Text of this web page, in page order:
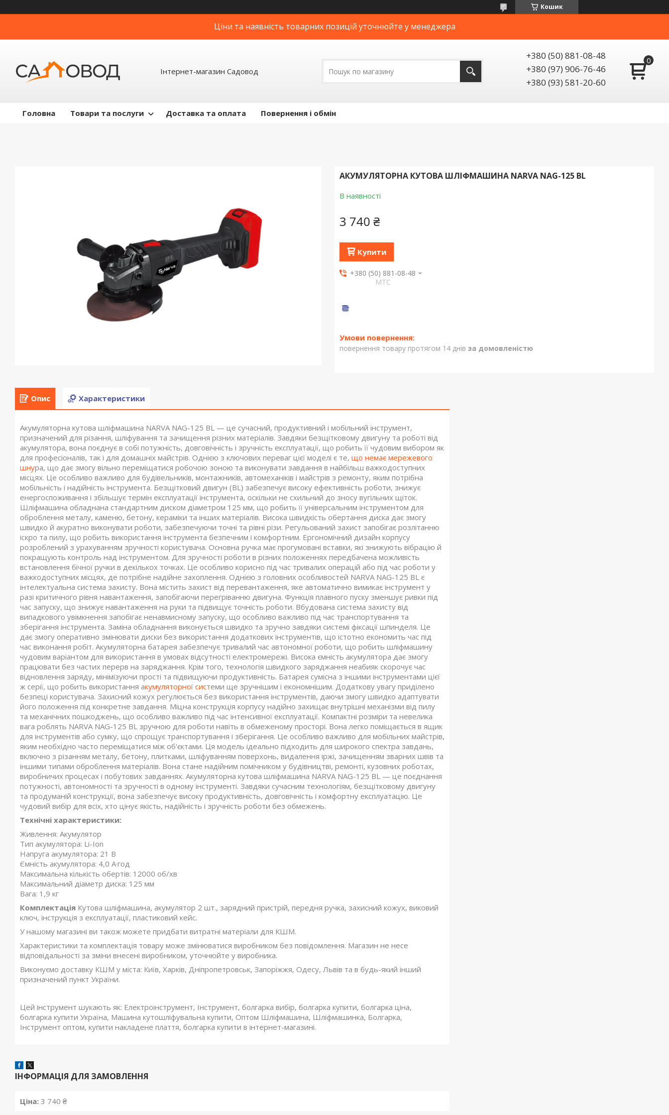
Кошик
Ціни та наявність товарних позицій уточнюйте у менеджера
Інтернет-магазин Садовод
+380 (50) 881-08-48
+380 (97) 906-76-46
+380 (93) 581-20-60
Головна Товари та послуги Доставка та оплата Повернення і обмін
АКУМУЛЯТОРНА КУТОВА ШЛІФМАШИНА NARVA NAG-125 BL
В наявності
3 740 ₴
Купити
+380 (50) 881-08-48
МТС
повернення товару протягом 14 днів за домовленістю
Опис Характеристики
Акумуляторна кутова шліфмашина NARVA NAG-125 BL — це сучасний, продуктивний і мобільний інструмент,
призначений для різання, шліфування та зачищення різних матеріалів. Завдяки безщітковому двигуну та роботі від
акумулятора, вона поєднує в собі потужність, довговічність і зручність експлуатації, що робить її чудовим вибором як
для професіоналів, так і для домашніх майстрів. Однією з ключових переваг цієї моделі є те, що немає мережевого
шнура, що дає змогу вільно переміщатися робочою зоною та виконувати завдання в найбільш важкодоступних
місцях. Це особливо важливо для будівельників, монтажників, автомеханіків і майстрів з ремонту, яким потрібна
мобільність і надійність інструмента. Безщітковий двигун (BL) забезпечує високу ефективність роботи, знижує
енергоспоживання і збільшує термін експлуатації інструмента, оскільки не схильний до зносу вугільних щіток.
Шліфмашина обладнана стандартним диском діаметром 125 мм, що робить її універсальним інструментом для
оброблення металу, каменю, бетону, кераміки та інших матеріалів. Висока швидкість обертання диска дає змогу
швидко й акуратно виконувати роботи, забезпечуючи точні та рівні різи. Регульований захист запобігає розлітанню
іскро та пилу, що робить використання інструмента безпечним і комфортним. Ергономічний дизайн корпусу
розроблений з урахуванням зручності користувача. Основна ручка має прогумовані вставки, які знижують вібрацію й
покращують контроль над інструментом. Для зручності роботи в різних положеннях передбачена можливість
встановлення бічної ручки в декількох точках. Це особливо корисно під час тривалих операцій або під час роботи у
важкодоступних місцях, де потрібне надійне захоплення. Однією з головних особливостей NARVA NAG-125 BL є
інтелектуальна система захисту. Вона містить захист від перевантаження, яке автоматично вимикає інструмент у
разі критичного рівня навантаження, запобігаючи перегріванню двигуна. Функція плавного пуску зменшує ривки під
час запуску, що знижує навантаження на руки та підвищує точність роботи. Вбудована система захисту від
випадкового увімкнення запобігає ненавмисному запуску, що особливо важливо під час транспортування та
зберігання інструмента. Заміна обладнання виконується швидко та зручно завдяки системі фіксації шпинделя. Це
дає змогу оперативно змінювати диски без використання додаткових інструментів, що істотно економить час під
час виконання робіт. Акумуляторна батарея забезпечує тривалий час автономної роботи, що робить шліфмашину
чудовим варіантом для використання в умовах відсутності електромережі. Висока ємність акумулятора дає змогу
працювати без частих перерв на заряджання. Крім того, технологія швидкого заряджання неабияк скорочує час
відновлення заряду, мінімізуючи прості та підвищуючи продуктивність. Батарея сумісна з іншими інструментами цієї
ж серії, що робить використання акумуляторної системи ще зручнішим і економнішим. Додаткову увагу приділено
безпеці користувача. Захисний кожух регулюється без використання інструментів, даючи змогу швидко адаптувати
його положення під конкретне завдання. Міцна конструкція корпусу надійно захищає внутрішні механізми від пилу
та механічних пошкоджень, що особливо важливо під час інтенсивної експлуатації. Компактні розміри та невелика
вага роблять NARVA NAG-125 BL зручною для роботи навіть в обмеженому просторі. Вона легко поміщається в ящик
для інструментів або сумку, що спрощує транспортування і зберігання. Це особливо важливо для мобільних майстрів,
яким необхідно часто переміщатися між об'єктами. Ця модель ідеально підходить для широкого спектра завдань,
включно з різанням металу, бетону, плитками, шліфуванням поверхонь, видалення іржі, зачищенням зварних швів та
іншими типами оброблення матеріалів. Вона стане надійним помічником у будівництві, ремонті, кузовних роботах,
виробничих процесах і побутових завданнях. Акумуляторна кутова шліфмашина NARVA NAG-125 BL — це поєднання
потужності, автономності та зручності в одному інструменті. Завдяки сучасним технологіям, безщітковому двигуну
та продуманій конструкції, вона забезпечує високу продуктивність, довговічність і комфортну експлуатацію. Це
чудовий вибір для всіх, хто цінує якість, надійність і зручність роботи без обмежень.
Технічні характеристики:
Живлення: Акумулятор
Тип акумулятора: Li-Ion
Напруга акумулятора: 21 В
Ємність акумулятора: 4,0 А·год
Максимальна кількість обертів: 12000 об/хв
Максимальний діаметр диска: 125 мм
Вага: 1,9 кг
Комплектація Кутова шліфмашина, акумулятор 2 шт., зарядний пристрій, передня ручка, захисний кожух, виковий
ключ, інструкція з експлуатації, пластиковий кейс.
У нашому магазині ви також можете придбати витратні матеріали для КШМ.
Характеристики та комплектація товару може змінюватися виробником без повідомлення. Магазин не несе
відповідальності за зміни внесені виробником, уточнюйте у виробника.
Виконуємо доставку КШМ у міста: Київ, Харків, Дніпропетровськ, Запоріжжя, Одесу, Львів та в будь-який інший
призначений пункт України.
Цей інструмент шукають як: Електроінструмент, Інструмент, болгарка вибір, болгарка купити, болгарка ціна,
болгарка купити Україна, Машина кутошліфувальна купити, Оптом Шліфмашина, Шліфмашинка, Болгарка,
Інструмент оптом, купити накладене плаття, болгарка купити в інтернет-магазині.
ІНФОРМАЦІЯ ДЛЯ ЗАМОВЛЕННЯ
Ціна: 3 740 ₴